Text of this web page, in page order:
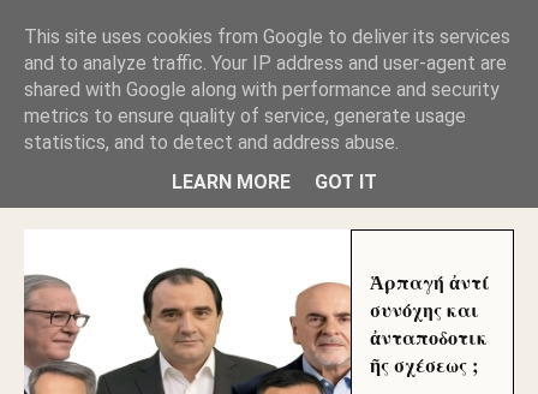
ΑΥΤΟΧΘΟΝΕΣ ΜΟΥ ΕΚΛΕΙΣΑΝ ΤΑ ΣΟΣΙΑΛ ΚΑΙ
ΦΙΜΩΣΑΝ ΤΟ SITE. ΟΙ ΧΙΛΙΑΔΕΣ ΜΙΚΡΟΕΠΕΝΔΥΤΕΣ
ΕΠΕΝΔΥΣΑΤΕ ΓΙΑ ΛΕΗΛΑΣΙΑ ΚΑΙ ΕΓΚΛΗΜΑ ?
ΓΛΥΦΑΔΑ WEB |ΟΙ ΜΕΓΑΛΟΙ ΚΛΕΠΤΑΙ ΑΠΟ ΤΟ
ΜΙΚΡΟΝ ΑΠΑΓΟΥΣΙ
Ἁρπαγή ἀντί
συνόχης και
ἀνταποδοτικ
ῆς σχέσεως ;
This site uses cookies from Google to deliver its services
and to analyze traffic. Your IP address and user-agent are
shared with Google along with performance and security
metrics to ensure quality of service, generate usage
statistics, and to detect and address abuse.
LEARN MORE
GOT IT